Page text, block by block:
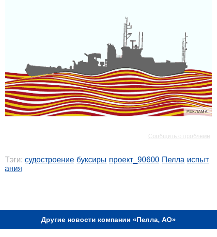
РЕКЛАМА
Сообщить о проблеме
Тэги: судостроение буксиры проект_90600 Пелла испыт
ания
Другие новости компании «Пелла, АО»